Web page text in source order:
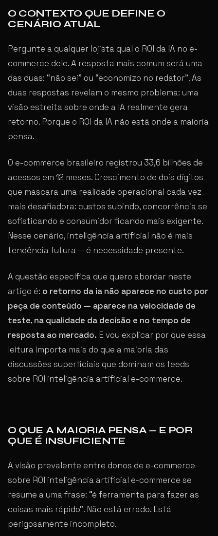
O CONTEXTO QUE DEFINE O
CENÁRIO ATUAL
Pergunte a qualquer lojista qual o ROI da IA no e-
commerce dele. A resposta mais comum será uma
das duas: “não sei” ou “economizo no redator”. As
duas respostas revelam o mesmo problema: uma
visão estreita sobre onde a IA realmente gera
retorno. Porque o ROI da IA não está onde a maioria
pensa.
O e-commerce brasileiro registrou 33,6 bilhões de
acessos em 12 meses. Crescimento de dois dígitos
que mascara uma realidade operacional cada vez
mais desafiadora: custos subindo, concorrência se
sofisticando e consumidor ficando mais exigente.
Nesse cenário, inteligência artificial não é mais
tendência futura — é necessidade presente.
A questão específica que quero abordar neste
artigo é: o retorno da ia não aparece no custo por
peça de conteúdo — aparece na velocidade de
teste, na qualidade da decisão e no tempo de
resposta ao mercado. E vou explicar por que essa
leitura importa mais do que a maioria das
discussões superficiais que dominam os feeds
sobre ROI inteligência artificial e-commerce.
O QUE A MAIORIA PENSA — E POR
QUE É INSUFICIENTE
A visão prevalente entre donos de e-commerce
sobre ROI inteligência artificial e-commerce se
resume a uma frase: “é ferramenta para fazer as
coisas mais rápido”. Não está errado. Está
perigosamente incompleto.